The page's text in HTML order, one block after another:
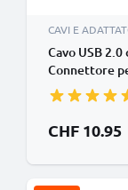
CAVI E
Cavo USB
Connettore
Withings
ricarica 1A in
CHF 10.95